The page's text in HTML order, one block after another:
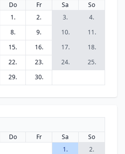
Do Fr Sa
So
1.
2. 3.
4.
8. 9. 10.
11.
15. 16. 17.
18.
22. 23. 24.
25.
29. 30.
Do Fr Sa
So
1.
2.